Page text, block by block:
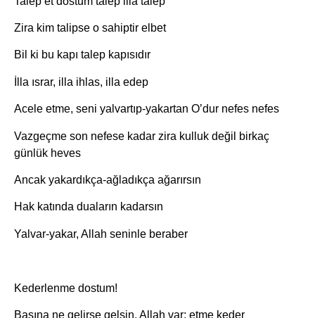
Zira kim talipse o sahiptir elbet
Bil ki bu kapı talep kapısıdır
İlla ısrar, illa ihlas, illa edep
Acele etme, seni yalvartıp-yakartan O’dur nefes nefes
Vazgeçme son nefese kadar zira kulluk değil birkaç
günlük heves
Ancak yakardıkça-ağladıkça ağarırsın
Hak katında duaların kadarsın
Yalvar-yakar, Allah seninle beraber
Kederlenme dostum!
Başına ne gelirse gelsin, Allah var; etme keder